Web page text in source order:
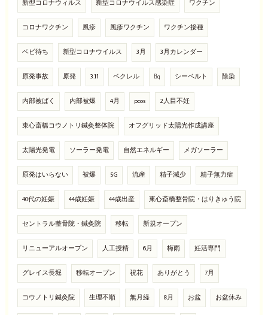
新型コロナウィルス 新型コロナウイルス感染症 ワクチン
コロナワクチン 風疹 風疹ワクチン ワクチン接種
ベビ待ち 新型コロナウイルス 3月 3月カレンダー
原発事故 原発 3.11 ベクレル ㏃ シーベルト 除染
内部被ばく 内部被爆 4月 pcos 2人目不妊
東心斎橋コウノトリ鍼灸整体院 オフグリッド太陽光作成講座
太陽光発電 ソーラー発電 自然エネルギー メガソーラー
原発はいらない 被爆 5G 流産 精子減少 精子無力症
40代の妊娠 44歳妊娠 44歳出産 東心斎橋整骨院・はりきゅう院
セントラル整骨院・鍼灸院 移転 新規オープン
リニューアルオープン 人工授精 6月 梅雨 妊活専門
グレイス長堀 移転オープン 祝花 ありがとう 7月
コウノトリ鍼灸院 生理不順 無月経 8月 お盆 お盆休み